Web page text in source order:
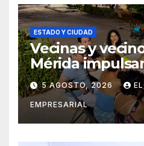
ESTADO Y CIUDAD
Vecinas y
Mérida
recuperación
comunitarios
5 AGOSTO, 2026
EMPRESARIAL